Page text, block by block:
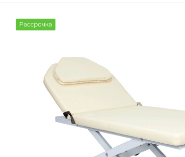
Рассрочка